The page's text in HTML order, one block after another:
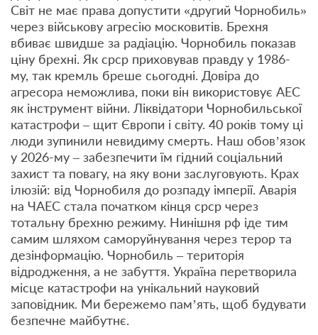
Світ не має права допустити «другий Чорнобиль»
через військову агресію московитів. Брехня
вбиває швидше за радіацію. Чорнобиль показав
ціну брехні. Як срср приховував правду у 1986-
му, так кремль бреше сьогодні. Довіра до
агресора неможлива, поки він використовує АЕС
як інструмент війни. Ліквідатори Чорнобильської
катастрофи – щит Європи і світу. 40 років тому ці
люди зупинили невидиму смерть. Наш обов’язок
у 2026-му – забезпечити їм гідний соціальний
захист та повагу, на яку вони заслуговують. Крах
ілюзій: від Чорнобиля до розпаду імперії. Аварія
на ЧАЕС стала початком кінця срср через
тотальну брехню режиму. Нинішня рф іде тим
самим шляхом саморуйнування через терор та
дезінформацію. Чорнобиль – територія
відродження, а не забуття. Україна перетворила
місце катастрофи на унікальний науковий
заповідник. Ми бережемо пам’ять, щоб будувати
безпечне майбутнє.